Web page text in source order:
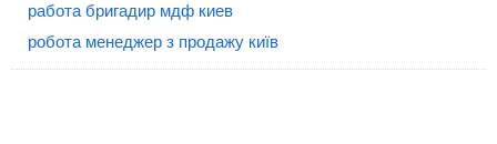
работа бригадир мдф киев
робота менеджер з продажу київ